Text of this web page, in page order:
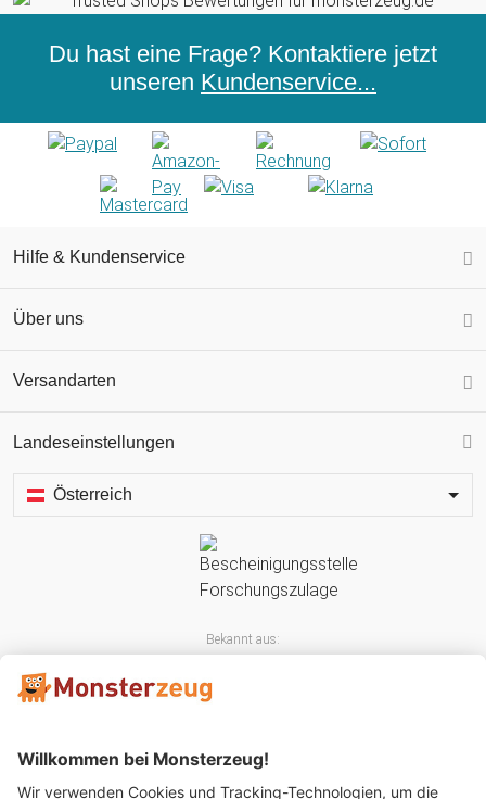
Du hast eine Frage? Kontaktiere jetzt
unseren Kundenservice...
Hilfe & Kundenservice
Über uns
Versandarten
Landeseinstellungen
Österreich
Bekannt aus: